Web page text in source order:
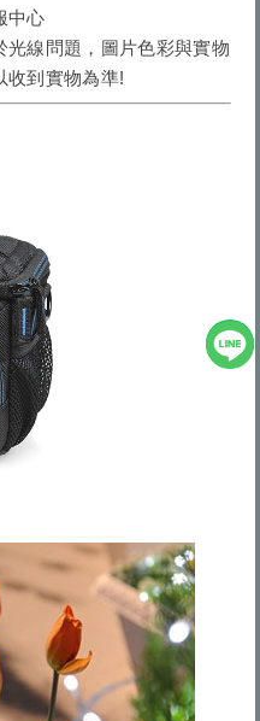
中心
光線問題，圖片色彩與實物
收到實物為準!